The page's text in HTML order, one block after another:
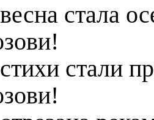
стала
стали